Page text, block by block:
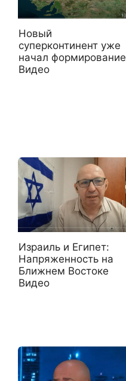
Новый
суперконтинент уже
начал формирование
Видео
Израиль и Египет:
Напряженность на
Ближнем Востоке
Видео